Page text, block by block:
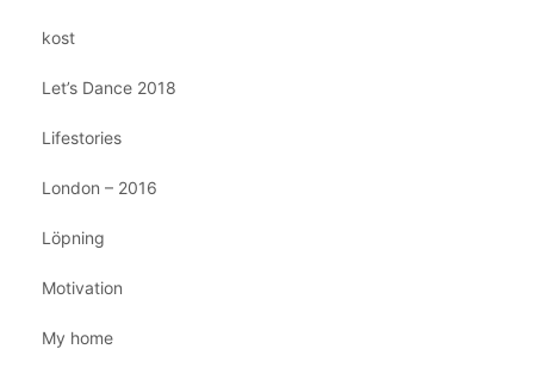
kost
Let’s Dance 2018
Lifestories
London – 2016
Löpning
Motivation
My home